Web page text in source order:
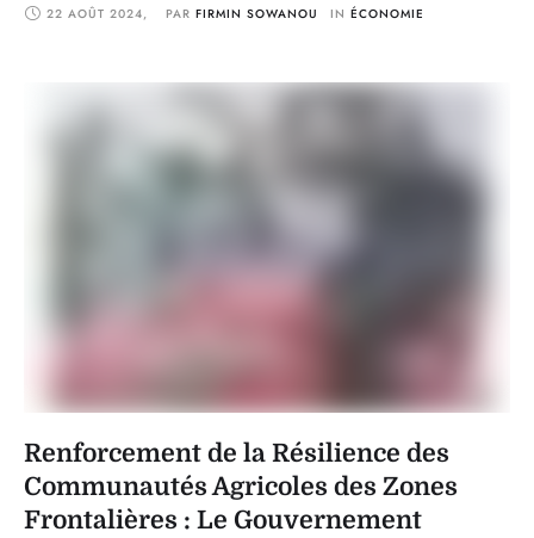
du Programme des Nations Unies pour le développement (PNUD),
22 AOÛT 2024, PAR FIRMIN SOWANOU IN ÉCONOMIE
Renforcement de la Résilience des
Communautés Agricoles des Zones
Frontalières : Le Gouvernement